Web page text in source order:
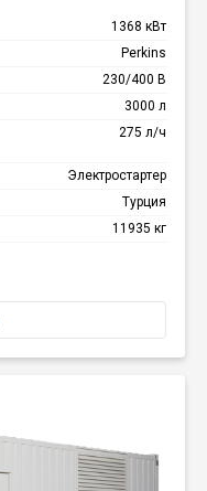
1368 кВт
Perkins
230/400 В
3000 л
275 л/ч
Электростартер
Турция
11935 кг